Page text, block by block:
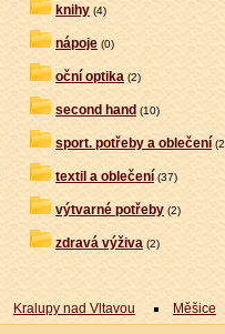
knihy (4)
nápoje (0)
oční optika (2)
second hand (10)
sport. potřeby a oblečení
textil a oblečení (37)
výtvarné potřeby (2)
zdravá výživa (2)
Kralupy nad Vltavou Měšice